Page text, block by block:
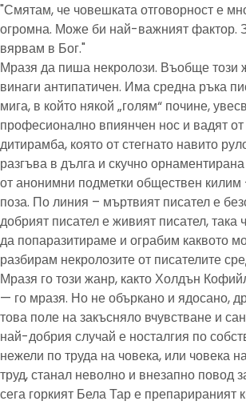
"Смятам, че човешката отговорност е
огромна. Може би най-важният фактор.
вярвам в Бог."
Мразя да пиша некролози. Въобще този
винаги антипатичен. Има средна ръка
мига, в който някой „голям“ почине,
професионално впиянчен нос и вадят
дитирамба, която от стегнато навито
разгъва в дълга и скучно
от анонимни подметки обществен килим
поза. По линия – мъртвият писател е
добрият писател е живият писател, така
да попаразитираме и ограбим каквото
разбирам некролозите от писателите
Мразя го този жанр, както Холдън
— го мразя. Но не объркано и ядосано,
това поле на закъсняло вчувстване и
най-добрия случай е носталгия по
нежели по труда на човека, или човека
труд, станал неволно и внезапно повод
сега горкият Бела Тар е препарираният